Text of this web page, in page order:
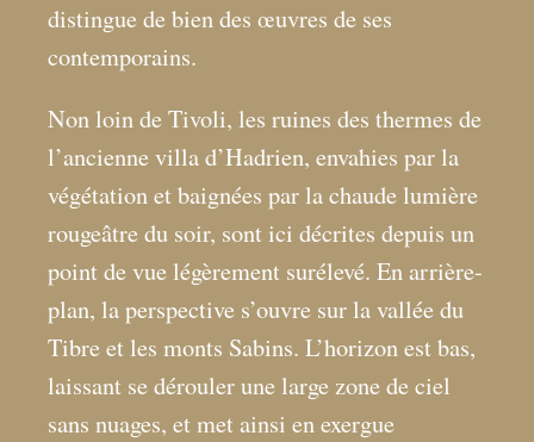
distingue de bien des œuvres de ses
contemporains.
Non loin de Tivoli, les ruines des thermes de
l’ancienne villa d’Hadrien, envahies par la
végétation et baignées par la chaude lumière
rougeâtre du soir, sont ici décrites depuis un
point de vue légèrement surélevé. En arrière-
plan, la perspective s’ouvre sur la vallée du
Tibre et les monts Sabins. L’horizon est bas,
laissant se dérouler une large zone de ciel
sans nuages, et met ainsi en exergue